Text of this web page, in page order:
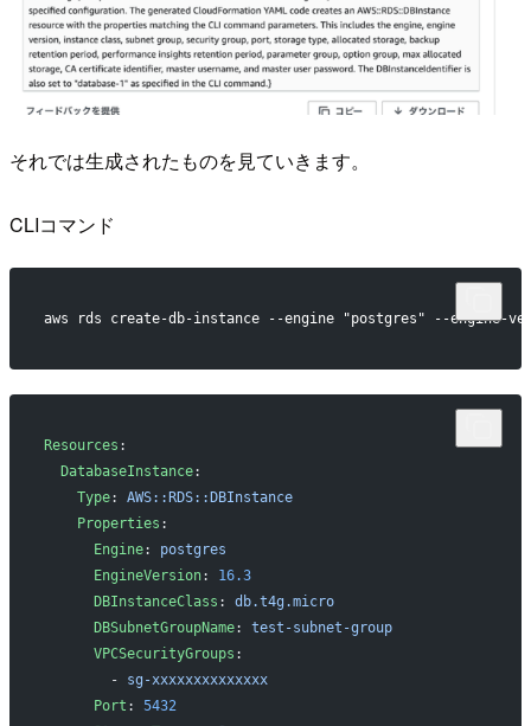
それでは生成されたものを見ていきます。
CLIコマンド
aws rds create-db-instance --engine "postgres" --
Resources :
  DatabaseInstance
:
    Type
: AWS::RDS::DBInstance
    Properties
:
      Engine
: postgres
      EngineVersion
: 16.3
      DBInstanceClass
: db.t4g.micro
      DBSubnetGroupName
: test-subnet-group
      VPCSecurityGroups
:
        -
sg-xxxxxxxxxxxxxx
      Port
: 5432